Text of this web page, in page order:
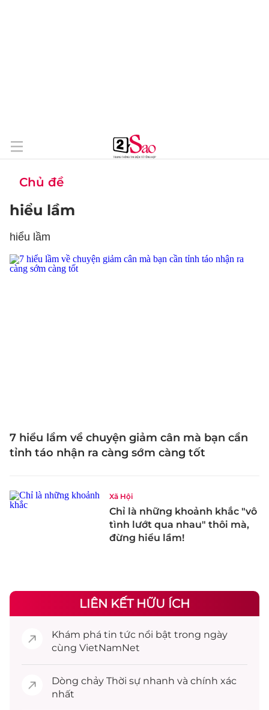
Chủ đề
hiểu lầm
hiểu lầm
7 hiểu lầm về chuyện giảm cân mà bạn cần
tỉnh táo nhận ra càng sớm càng tốt
Xã Hội
Chỉ là những khoảnh khắc "vô
tình lướt qua nhau" thôi mà,
đừng hiểu lầm!
LIÊN KẾT HỮU ÍCH
Khám phá tin tức nổi bật trong ngày
cùng VietNamNet
Dòng chảy Thời sự nhanh và chính xác
nhất